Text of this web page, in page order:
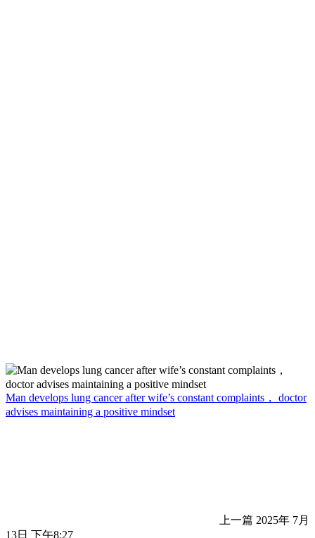
Man develops lung cancer after wife’s constant complaints， doctor
advises maintaining a positive mindset
上一篇 2025年 7月
13日 下午8:27